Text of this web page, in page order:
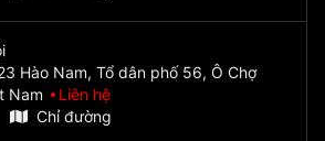
Hào Nam, Tổ dân phố 56, Ô Chợ
Nam
Liên hệ
Chỉ đường